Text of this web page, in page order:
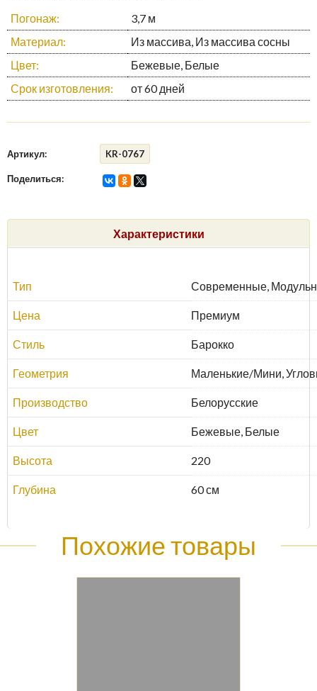
Погонаж:
3,7 м
Материал:
Из массива, Из массива сосны
Цвет:
Бежевые, Белые
Срок изготовления:
от 60 дней
Артикул: KR-0767
Поделиться:
Характеристики
Тип Современные,
Цена Премиум
Стиль Барокко
Геометрия Маленькие/Мини,
Производство Белорусские
Цвет Бежевые, Белые
Высота 220
Глубина 60 см
Похожие товары